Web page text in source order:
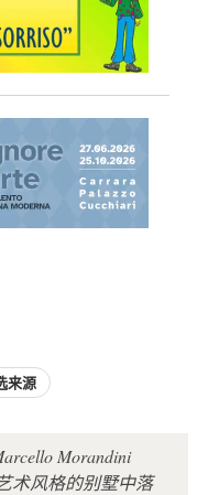
来源
Morandini
术风格的别墅中落